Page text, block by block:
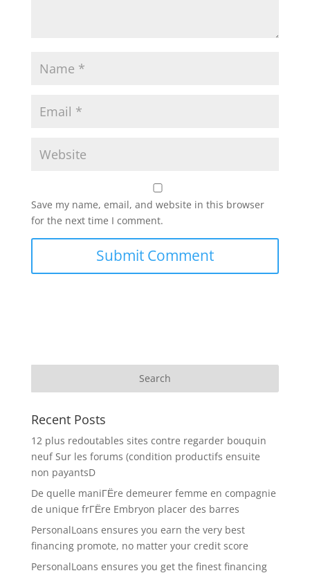
Save my name, email, and website in this browser
for the next time I comment.
Recent Posts
12 plus redoutables sites contre regarder bouquin
neuf Sur les forums (condition productifs ensuite
non payantsD
De quelle maniГЁre demeurer femme en compagnie
de unique frГЁre Embryon placer des barres
PersonalLoans ensures you earn the very best
financing promote, no matter your credit score
PersonalLoans ensures you get the finest financing